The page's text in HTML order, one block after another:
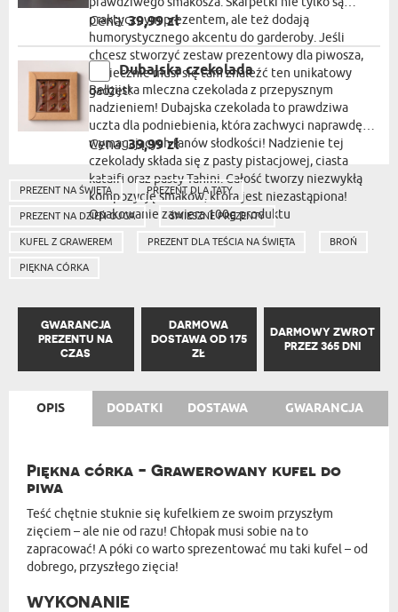
praktycznym prezentem, ale też dodają
humorystycznego akcentu do garderoby. Jeśli
chcesz stworzyć zestaw prezentowy dla piwosza,
koniecznie musi się tam znaleźć ten unikatowy
gadżet!
Cena:39,99 zł
Dubajska czekolada
Belgijska mleczna czekolada z przepysznym
nadzieniem! Dubajska czekolada to prawdziwa
uczta dla podniebienia, która zachwyci naprawdę
wymagających fanów słodkości! Nadzienie tej
czekolady składa się z pasty pistacjowej, ciasta
kataifi oraz pasty Tahini. Całość tworzy niezwykłą
kompozycję smaków, która jest niezastąpiona!
Opakowanie zawiera 100g produktu
Cena:39,99 zł
PREZENT NA ŚWIĘTA PREZENT DLA TATY
PREZENT NA DZIEŃ OJCA ŚMIESZNE PREZENTY
KUFEL Z GRAWEREM PREZENT DLA TEŚCIA NA ŚWIĘTA BROŃ
PIĘKNA CÓRKA
GWARANCJA
PREZENTU NA
CZAS
DARMOWA
DOSTAWA OD 175
ZŁ
DARMOWY ZWROT
PRZEZ 365 DNI
OPIS DODATKI DOSTAWA GWARANCJA
Piękna córka - Grawerowany kufel do
piwa
Teść chętnie stuknie się kufelkiem ze swoim przyszłym
zięciem – ale nie od razu! Chłopak musi sobie na to
zapracować! A póki co warto sprezentować mu taki kufel – od
dobrego, przyszłego zięcia!
WYKONANIE